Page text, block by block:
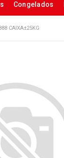
Congelados
CAIXA±25KG